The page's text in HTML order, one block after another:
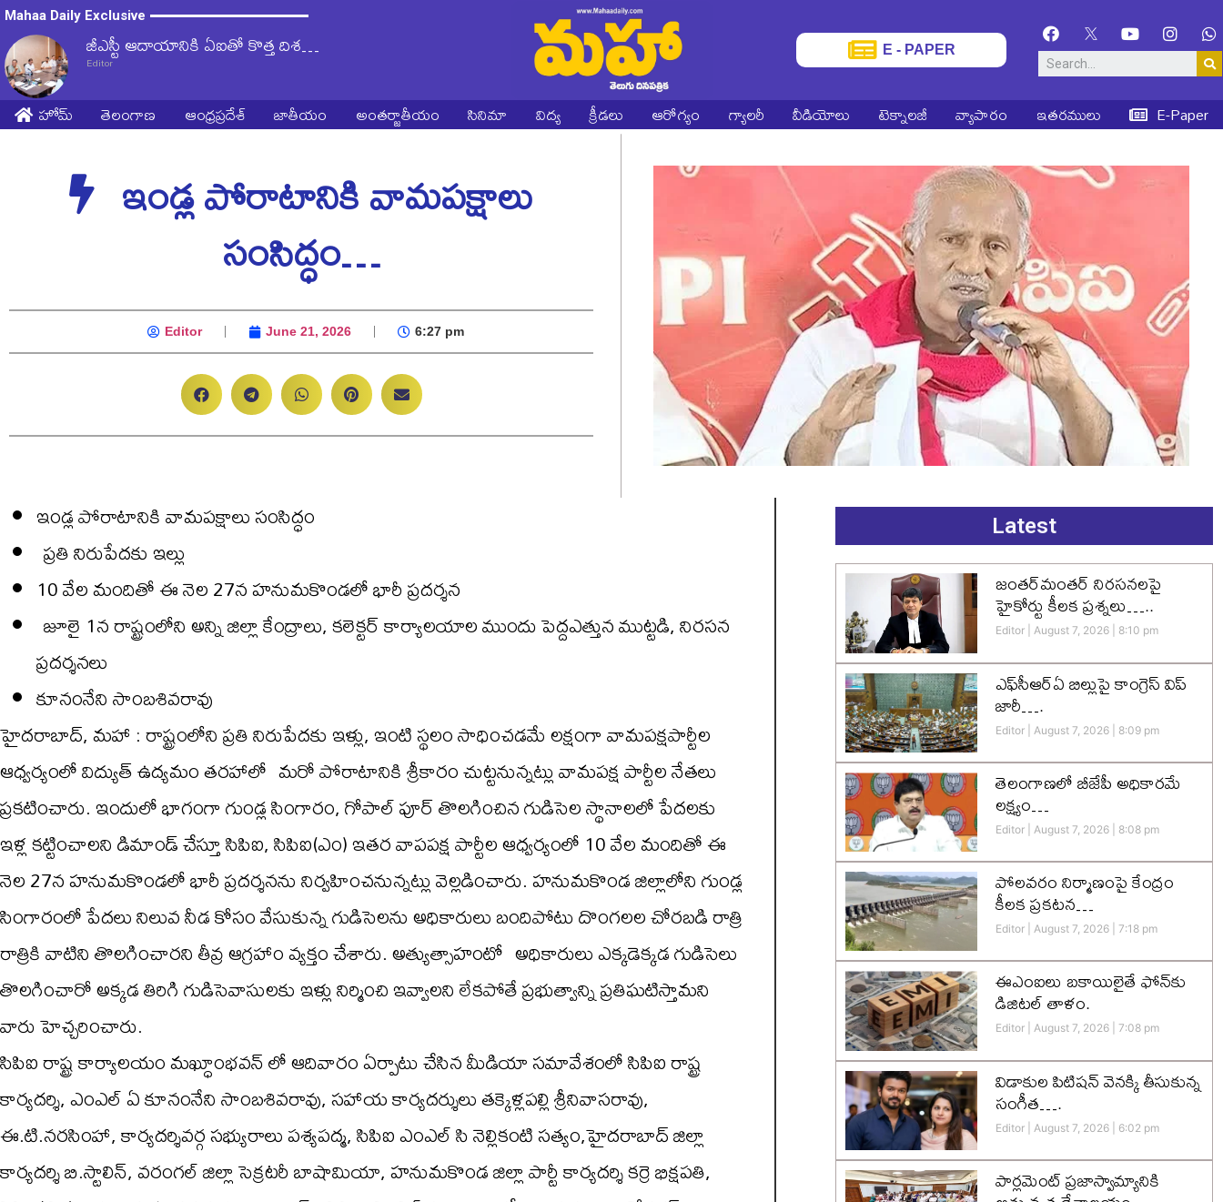
Mahaa Daily Exclusive
జీఎస్టీ ఆదాయానికి ఏఐతో కొత్త దిశ…
Editor
E - PAPER
హోమ్ తెలంగాణ ఆంధ్రప్రదేశ్ జాతీయం అంతర్జాతీయం సినిమా విద్య క్రీడలు ఆరోగ్యం గ్యాలరీ వీడియోలు టెక్నాలజీ వ్యాపారం ఇతరములు E-Paper
ఇండ్ల పోరాటానికి వామపక్షాలు
సంసిద్ధం…
Editor June 21, 2026 6:27 pm
ఇండ్ల పోరాటానికి వామపక్షాలు సంసిద్ధం
ప్రతి నిరుపేదకు ఇల్లు
10 వేల మందితో ఈ నెల 27న హనుమకొండలో భారీ ప్రదర్శన
జూలై 1న రాష్ట్రంలోని అన్ని జిల్లా కేంద్రాలు, కలెక్టర్ కార్యాలయాల ముందు పెద్దఎత్తున ముట్టడి, నిరసన
ప్రదర్శనలు
కూనంనేని సాంబశివరావు
హైదరాబాద్, మహా : రాష్ట్రంలోని ప్రతి నిరుపేదకు ఇళ్లు, ఇంటి స్థలం సాధించడమే లక్షంగా వామపక్షపార్టీల
ఆధ్వర్యంలో విద్యుత్ ఉద్యమం తరహాలో మరో పోరాటానికి శ్రీకారం చుట్టనున్నట్లు వామపక్ష పార్టీల నేతలు
ప్రకటించారు. ఇందులో భాగంగా గుండ్ల సింగారం, గోపాల్ పూర్ తొలగించిన గుడిసెల స్థానాలలో పేదలకు
ఇళ్ల కట్టించాలని డిమాండ్ చేస్తూ సిపిఐ, సిపిఐ(ఎం) ఇతర వాపపక్ష పార్టీల ఆధ్వర్యంలో 10 వేల మందితో ఈ
నెల 27న హనుమకొండలో భారీ ప్రదర్శనను నిర్వహించనున్నట్లు వెల్లడించారు. హనుమకొండ జిల్లాలోని గుండ్ల
సింగారంలో పేదలు నిలువ నీడ కోసం వేసుకున్న గుడిసెలను అధికారులు బందిపోటు దొంగలల చోరబడి రాత్రి
రాత్రికి వాటిని తొలగించారని తీవ్ర ఆగ్రహాం వ్యక్తం చేశారు. అత్యుత్సాహంటో అధికారులు ఎక్కడెక్కడ గుడిసెలు
తొలగించారో అక్కడ తిరిగి గుడిసెవాసులకు ఇళ్లు నిర్మించి ఇవ్వాలని లేకపోతే ప్రభుత్వాన్ని ప్రతిఘటిస్తామని
వారు హెచ్చరించారు.
సిపిఐ రాష్ట్ర కార్యాలయం మఖ్ధూంభవన్ లో ఆదివారం ఏర్పాటు చేసిన మీడియా సమావేశంలో సిపిఐ రాష్ట్ర
కార్యదర్శి, ఎంఎల్ ఏ కూనంనేని సాంబశివరావు, సహాయ కార్యదర్శులు తక్కెళ్లపల్లి శ్రీనివాసరావు,
ఈ.టి.నరసింహా, కార్యదర్శివర్గ సభ్యురాలు పశ్యపద్మ, సిపిఐ ఎంఎల్ సి నెల్లికంటి సత్యం,హైదరాబాద్ జిల్లా
కార్యదర్శి బి.స్టాలిన్, వరంగల్ జిల్లా సెక్రటరీ బాషామియా, హనుమకొండ జిల్లా పార్టీ కార్యదర్శి కర్రె భిక్షపతి,
Latest
జంతర్‌మంతర్ నిరసనలపై
హైకోర్టు కీలక ప్రశ్నలు…..
Editor August 7, 2026 8:10 pm
ఎఫ్‌సీఆర్‌ఏ బిల్లుపై కాంగ్రెస్ విప్
జారీ….
Editor August 7, 2026 8:09 pm
తెలంగాణలో బీజేపీ అధికారమే
లక్ష్యం…
Editor August 7, 2026 8:08 pm
పోలవరం నిర్మాణంపై కేంద్రం
కీలక ప్రకటన…
Editor August 7, 2026 7:18 pm
ఈఎంఐలు బకాయిలైతే ఫోన్‌కు
డిజిటల్ తాళం.
Editor August 7, 2026 7:08 pm
విడాకుల పిటిషన్ వెనక్కి తీసుకున్న
సంగీత….
Editor August 7, 2026 6:02 pm
పార్లమెంట్ ప్రజాస్వామ్యానికి